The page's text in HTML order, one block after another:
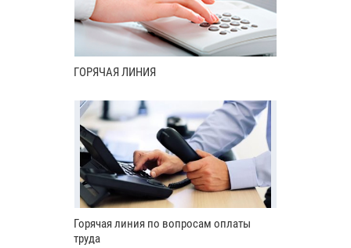
ГОРЯЧАЯ ЛИНИЯ
Горячая линия по вопросам оплаты
труда